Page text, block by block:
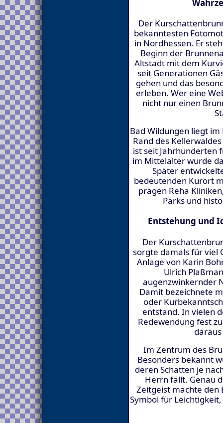
Der
bekanntesten
in Nordhessen. Er
Beginn der
Altstadt mit dem
seit Generationen
gehen und das
erleben. Wer eine
nicht nur einen
Bad Wildungen liegt
Rand des
ist seit Jahrhunderten
im Mittelalter wurde
Später
bedeutenden Kurort
prägen Reha
Parks und
Entstehung und
Der
sorgte damals für viel
Anlage von Karin
Ulrich
augenzwinkernder
Damit bezeichnete
oder
entstand. In vielen
Redewendung fest
Im Zentrum des
Besonders bekannt
deren Schatten je
Herrn fällt. Genau
Zeitgeist machte den
Symbol für